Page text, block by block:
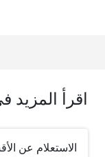
اقرأ المزيد
الاستعلام عن